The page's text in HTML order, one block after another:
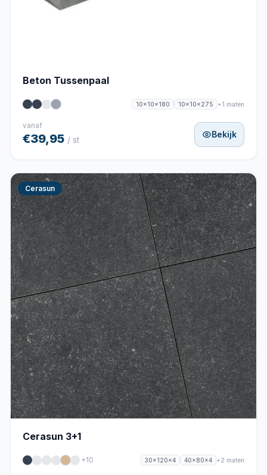
Beton Tussenpaal
10x10x180 10x10x275 +1 maten
vanaf
€39,95 / st
Bekijk
Cerasun
Cerasun 3+1
+10 30x120x4 40x80x4 +2 maten